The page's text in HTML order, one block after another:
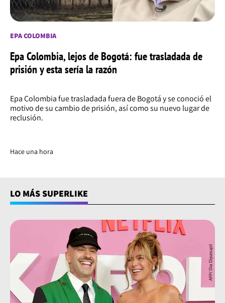
EPA COLOMBIA
Epa Colombia, lejos de Bogotá: fue trasladada de
prisión y esta sería la razón
Epa Colombia fue trasladada fuera de Bogotá y se conoció el
motivo de su cambio de prisión, así como su nuevo lugar de
reclusión.
Hace una hora
LO MÁS SUPERLIKE